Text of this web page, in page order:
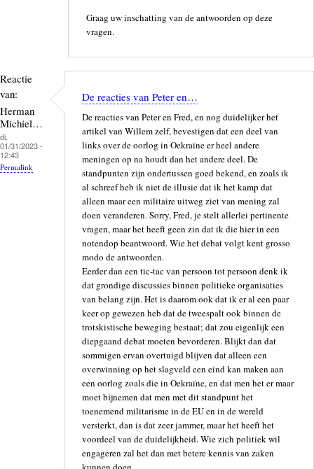
Graag uw inschatting van de antwoorden op deze
vragen.
Reactie
van:
Herman
Michiel…
di,
01/31/2023 -
12:43
Permalink
De reacties van Peter en…
De reacties van Peter en Fred, en nog duidelijker het
artikel van Willem zelf, bevestigen dat een deel van
links over de oorlog in Oekraïne er heel andere
meningen op na houdt dan het andere deel. De
standpunten zijn ondertussen goed bekend, en zoals ik
al schreef heb ik niet de illusie dat ik het kamp dat
alleen maar een militaire uitweg ziet van mening zal
doen veranderen. Sorry, Fred, je stelt allerlei pertinente
vragen, maar het heeft geen zin dat ik die hier in een
notendop beantwoord. Wie het debat volgt kent grosso
modo de antwoorden.
Eerder dan een tic-tac van persoon tot persoon denk ik
dat grondige discussies binnen politieke organisaties
van belang zijn. Het is daarom ook dat ik er al een paar
keer op gewezen heb dat de tweespalt ook binnen de
trotskistische beweging bestaat; dat zou eigenlijk een
diepgaand debat moeten bevorderen. Blijkt dan dat
sommigen ervan overtuigd blijven dat alleen een
overwinning op het slagveld een eind kan maken aan
een oorlog zoals die in Oekraïne, en dat men het er maar
moet bijnemen dat men met dit standpunt het
toenemend militarisme in de EU en in de wereld
versterkt, dan is dat zeer jammer, maar het heeft het
voordeel van de duidelijkheid. Wie zich politiek wil
engageren zal het dan met betere kennis van zaken